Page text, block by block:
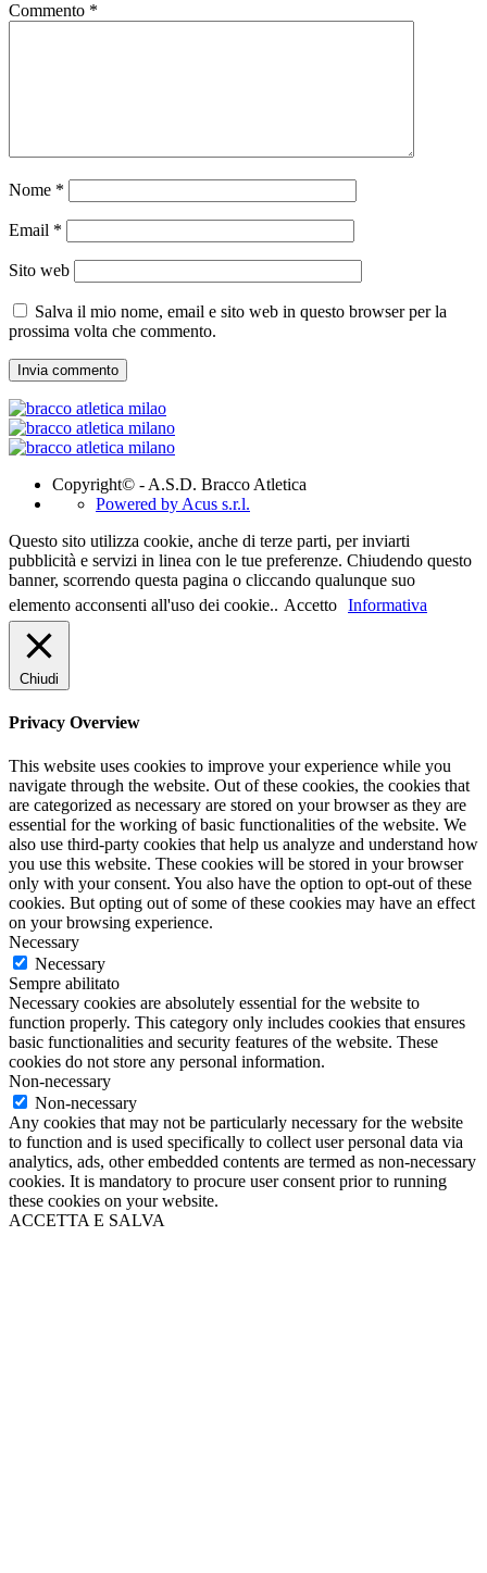
Commento *
Nome *
Email *
Sito web
Salva il mio nome, email e sito web in questo browser per la
prossima volta che commento.
Copyright© - A.S.D. Bracco Atletica
Powered by Acus s.r.l.
Questo sito utilizza cookie, anche di terze parti, per inviarti
pubblicità e servizi in linea con le tue preferenze. Chiudendo questo
banner, scorrendo questa pagina o cliccando qualunque suo
elemento acconsenti all'uso dei cookie.. Accetto Informativa
Chiudi
Privacy Overview
This website uses cookies to improve your experience while you
navigate through the website. Out of these cookies, the cookies that
are categorized as necessary are stored on your browser as they are
essential for the working of basic functionalities of the website. We
also use third-party cookies that help us analyze and understand how
you use this website. These cookies will be stored in your browser
only with your consent. You also have the option to opt-out of these
cookies. But opting out of some of these cookies may have an effect
on your browsing experience.
Necessary
Necessary
Sempre abilitato
Necessary cookies are absolutely essential for the website to
function properly. This category only includes cookies that ensures
basic functionalities and security features of the website. These
cookies do not store any personal information.
Non-necessary
Non-necessary
Any cookies that may not be particularly necessary for the website
to function and is used specifically to collect user personal data via
analytics, ads, other embedded contents are termed as non-necessary
cookies. It is mandatory to procure user consent prior to running
these cookies on your website.
ACCETTA E SALVA